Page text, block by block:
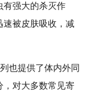
有强大的杀灭作
速被皮肤吸收，减
也提供了体内外同
，对大多数常见寄